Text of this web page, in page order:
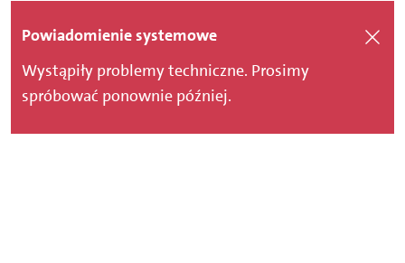
Powiadomienie systemowe
Wystąpiły problemy techniczne. Prosimy
spróbować ponownie później.